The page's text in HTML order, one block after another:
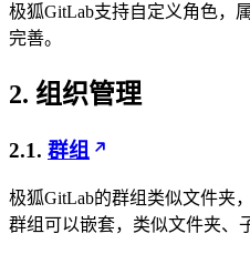
极狐GitLab支持自定义角色，
完善。
2. 组织管理
2.1. 群组
极狐GitLab的群组类似文件夹
群组可以嵌套，类似文件夹、